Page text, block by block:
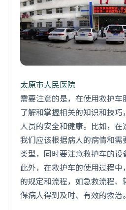
太原市人民医院
需要注意的是，在使用救护
了解和掌握相关的知识和技
人员的安全和健康。比如，在
我们应该根据病人的病情和需
类型，同时要注意救护车的设
此外，在救护车的使用过程
的规定和流程，如急救流程
保病人得到及时、有效的救治。